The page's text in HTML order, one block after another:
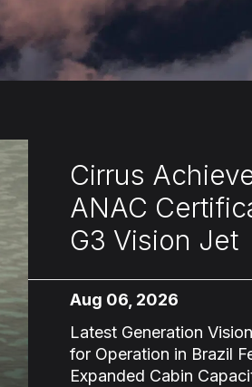
Cirrus
ANAC
G3 Vision Jet
Aug 06, 2026
Latest Generation
for Operation in Brazil
Expanded Cabin